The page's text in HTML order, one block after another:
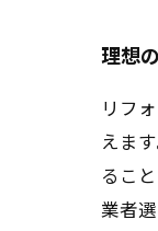
理想
リフ
えま
るこ
業者